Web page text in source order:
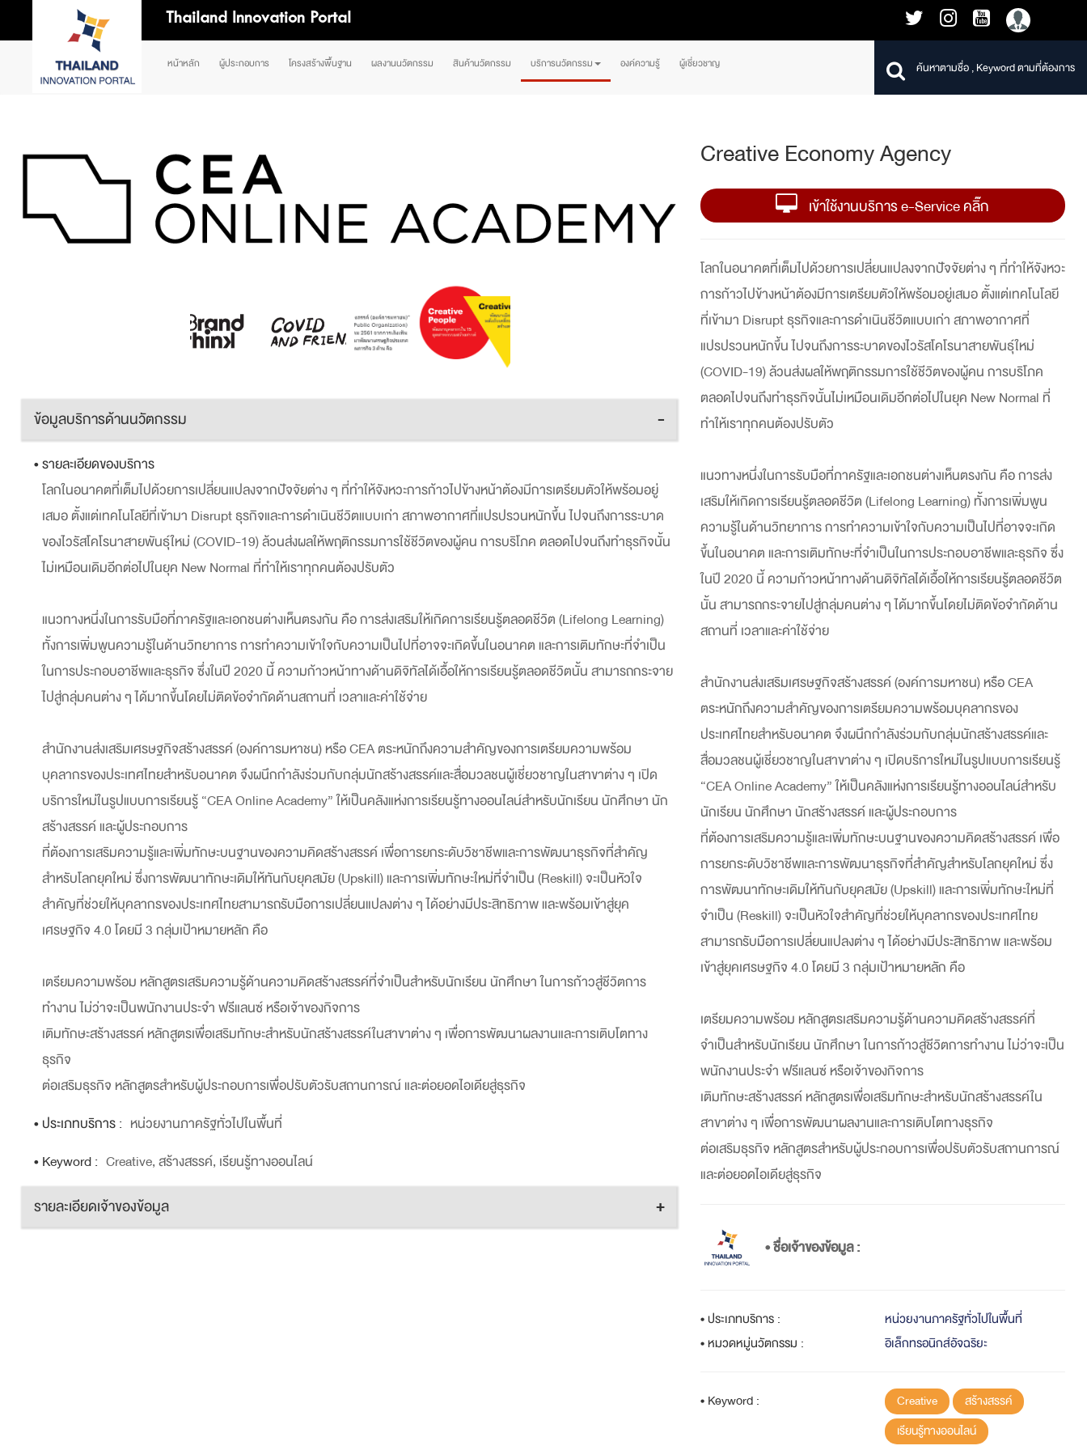
Thailand Innovation Portal
หน้าหลัก ผู้ประกอบการ โครงสร้างพื้นฐาน ผลงานนวัตกรรม สินค้านวัตกรรม บริการนวัตกรรม องค์ความรู้ ผู้เชี่ยวชาญ
ข้อมูลบริการด้านนวัตกรรม -
• รายละเอียดของบริการ
โลกในอนาคตที่เต็มไปด้วยการเปลี่ยนแปลงจากปัจจัยต่าง ๆ ที่ทำให้จังหวะการก้าวไปข้างหน้าต้องมีการเตรียมตัวให้พร้อมอยู่
เสมอ ตั้งแต่เทคโนโลยีที่เข้ามา Disrupt ธุรกิจและการดำเนินชีวิตแบบเก่า สภาพอากาศที่แปรปรวนหนักขึ้น ไปจนถึงการระบาด
ของไวรัสโคโรนาสายพันธุ์ใหม่ (COVID-19) ล้วนส่งผลให้พฤติกรรมการใช้ชีวิตของผู้คน การบริโภค ตลอดไปจนถึงทำธุรกิจนั้น
ไม่เหมือนเดิมอีกต่อไปในยุค New Normal ที่ทำให้เราทุกคนต้องปรับตัว
แนวทางหนึ่งในการรับมือที่ภาครัฐและเอกชนต่างเห็นตรงกัน คือ การส่งเสริมให้เกิดการเรียนรู้ตลอดชีวิต (Lifelong Learning)
ทั้งการเพิ่มพูนความรู้ในด้านวิทยาการ การทำความเข้าใจกับความเป็นไปที่อาจจะเกิดขึ้นในอนาคต และการเติมทักษะที่จำเป็น
ในการประกอบอาชีพและธุรกิจ ซึ่งในปี 2020 นี้ ความก้าวหน้าทางด้านดิจิทัลได้เอื้อให้การเรียนรู้ตลอดชีวิตนั้น สามารถกระจาย
ไปสู่กลุ่มคนต่าง ๆ ได้มากขึ้นโดยไม่ติดข้อจำกัดด้านสถานที่ เวลาและค่าใช้จ่าย
สำนักงานส่งเสริมเศรษฐกิจสร้างสรรค์ (องค์การมหาชน) หรือ CEA ตระหนักถึงความสำคัญของการเตรียมความพร้อม
บุคลากรของประเทศไทยสำหรับอนาคต จึงผนึกกำลังร่วมกับกลุ่มนักสร้างสรรค์และสื่อมวลชนผู้เชี่ยวชาญในสาขาต่าง ๆ เปิด
บริการใหม่ในรูปแบบการเรียนรู้ “CEA Online Academy” ให้เป็นคลังแห่งการเรียนรู้ทางออนไลน์สำหรับนักเรียน นักศึกษา นัก
สร้างสรรค์ และผู้ประกอบการ
ที่ต้องการเสริมความรู้และเพิ่มทักษะบนฐานของความคิดสร้างสรรค์ เพื่อการยกระดับวิชาชีพและการพัฒนาธุรกิจที่สำคัญ
สำหรับโลกยุคใหม่ ซึ่งการพัฒนาทักษะเดิมให้ทันกับยุคสมัย (Upskill) และการเพิ่มทักษะใหม่ที่จำเป็น (Reskill) จะเป็นหัวใจ
สำคัญที่ช่วยให้บุคลากรของประเทศไทยสามารถรับมือการเปลี่ยนแปลงต่าง ๆ ได้อย่างมีประสิทธิภาพ และพร้อมเข้าสู่ยุค
เศรษฐกิจ 4.0 โดยมี 3 กลุ่มเป้าหมายหลัก คือ
เตรียมความพร้อม หลักสูตรเสริมความรู้ด้านความคิดสร้างสรรค์ที่จำเป็นสำหรับนักเรียน นักศึกษา ในการก้าวสู่ชีวิตการ
ทำงาน ไม่ว่าจะเป็นพนักงานประจำ ฟรีแลนซ์ หรือเจ้าของกิจการ
เติมทักษะสร้างสรรค์ หลักสูตรเพื่อเสริมทักษะสำหรับนักสร้างสรรค์ในสาขาต่าง ๆ เพื่อการพัฒนาผลงานและการเติบโตทาง
ธุรกิจ
ต่อเสริมธุรกิจ หลักสูตรสำหรับผู้ประกอบการเพื่อปรับตัวรับสถานการณ์ และต่อยอดไอเดียสู่ธุรกิจ
• ประเภทบริการ : หน่วยงานภาครัฐทั่วไปในพื้นที่
• Keyword : Creative, สร้างสรรค์, เรียนรู้ทางออนไลน์
รายละเอียดเจ้าของข้อมูล +
Creative Economy Agency
เข้าใช้งานบริการ e-Service คลิ๊ก
โลกในอนาคตที่เต็มไปด้วยการเปลี่ยนแปลงจากปัจจัยต่าง ๆ ที่ทำให้จังหวะ
การก้าวไปข้างหน้าต้องมีการเตรียมตัวให้พร้อมอยู่เสมอ ตั้งแต่เทคโนโลยี
ที่เข้ามา Disrupt ธุรกิจและการดำเนินชีวิตแบบเก่า สภาพอากาศที่
แปรปรวนหนักขึ้น ไปจนถึงการระบาดของไวรัสโคโรนาสายพันธุ์ใหม่
(COVID-19) ล้วนส่งผลให้พฤติกรรมการใช้ชีวิตของผู้คน การบริโภค
ตลอดไปจนถึงทำธุรกิจนั้นไม่เหมือนเดิมอีกต่อไปในยุค New Normal ที่
ทำให้เราทุกคนต้องปรับตัว
แนวทางหนึ่งในการรับมือที่ภาครัฐและเอกชนต่างเห็นตรงกัน คือ การส่ง
เสริมให้เกิดการเรียนรู้ตลอดชีวิต (Lifelong Learning) ทั้งการเพิ่มพูน
ความรู้ในด้านวิทยาการ การทำความเข้าใจกับความเป็นไปที่อาจจะเกิด
ขึ้นในอนาคต และการเติมทักษะที่จำเป็นในการประกอบอาชีพและธุรกิจ ซึ่ง
ในปี 2020 นี้ ความก้าวหน้าทางด้านดิจิทัลได้เอื้อให้การเรียนรู้ตลอดชีวิต
นั้น สามารถกระจายไปสู่กลุ่มคนต่าง ๆ ได้มากขึ้นโดยไม่ติดข้อจำกัดด้าน
สถานที่ เวลาและค่าใช้จ่าย
สำนักงานส่งเสริมเศรษฐกิจสร้างสรรค์ (องค์การมหาชน) หรือ CEA
ตระหนักถึงความสำคัญของการเตรียมความพร้อมบุคลากรของ
ประเทศไทยสำหรับอนาคต จึงผนึกกำลังร่วมกับกลุ่มนักสร้างสรรค์และ
สื่อมวลชนผู้เชี่ยวชาญในสาขาต่าง ๆ เปิดบริการใหม่ในรูปแบบการเรียนรู้
“CEA Online Academy” ให้เป็นคลังแห่งการเรียนรู้ทางออนไลน์สำหรับ
นักเรียน นักศึกษา นักสร้างสรรค์ และผู้ประกอบการ
ที่ต้องการเสริมความรู้และเพิ่มทักษะบนฐานของความคิดสร้างสรรค์ เพื่อ
การยกระดับวิชาชีพและการพัฒนาธุรกิจที่สำคัญสำหรับโลกยุคใหม่ ซึ่ง
การพัฒนาทักษะเดิมให้ทันกับยุคสมัย (Upskill) และการเพิ่มทักษะใหม่ที่
จำเป็น (Reskill) จะเป็นหัวใจสำคัญที่ช่วยให้บุคลากรของประเทศไทย
สามารถรับมือการเปลี่ยนแปลงต่าง ๆ ได้อย่างมีประสิทธิภาพ และพร้อม
เข้าสู่ยุคเศรษฐกิจ 4.0 โดยมี 3 กลุ่มเป้าหมายหลัก คือ
เตรียมความพร้อม หลักสูตรเสริมความรู้ด้านความคิดสร้างสรรค์ที่
จำเป็นสำหรับนักเรียน นักศึกษา ในการก้าวสู่ชีวิตการทำงาน ไม่ว่าจะเป็น
พนักงานประจำ ฟรีแลนซ์ หรือเจ้าของกิจการ
เติมทักษะสร้างสรรค์ หลักสูตรเพื่อเสริมทักษะสำหรับนักสร้างสรรค์ใน
สาขาต่าง ๆ เพื่อการพัฒนาผลงานและการเติบโตทางธุรกิจ
ต่อเสริมธุรกิจ หลักสูตรสำหรับผู้ประกอบการเพื่อปรับตัวรับสถานการณ์
และต่อยอดไอเดียสู่ธุรกิจ
• ชื่อเจ้าของข้อมูล :
• ประเภทบริการ :
หน่วยงานภาครัฐทั่วไปในพื้นที่
• หมวดหมู่นวัตกรรม :
อิเล็กทรอนิกส์อัจฉริยะ
• Keyword : Creative
สร้างสรรค์
เรียนรู้ทางออนไลน์